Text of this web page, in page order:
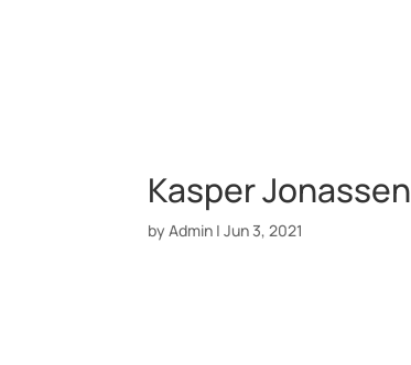
Kasper Jonassen
byAdmin |Jun 3, 2021